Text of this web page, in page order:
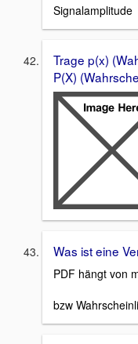
Signalamplitude
Trage p(x)
P(X)
Was ist eine
PDF hängt von
bzw